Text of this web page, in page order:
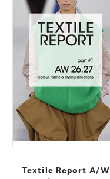
Textile Report A/W